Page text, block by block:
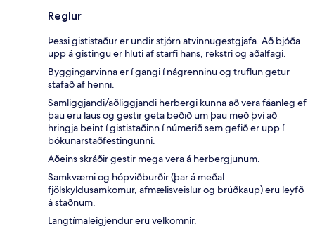
Reglur
Þessi gististaður er undir stjórn atvinnugestgjafa. Að bjóða
upp á gistingu er hluti af starfi hans, rekstri og aðalfagi.
Byggingarvinna er í gangi í nágrenninu og truflun getur
stafað af henni.
Samliggjandi/aðliggjandi herbergi kunna að vera fáanleg ef
þau eru laus og gestir geta beðið um þau með því að
hringja beint í gististaðinn í númerið sem gefið er upp í
bókunarstaðfestingunni.
Aðeins skráðir gestir mega vera á herbergjunum.
Samkvæmi og hópviðburðir (þar á meðal
fjölskyldusamkomur, afmælisveislur og brúðkaup) eru leyfð
á staðnum.
Langtímaleigjendur eru velkomnir.